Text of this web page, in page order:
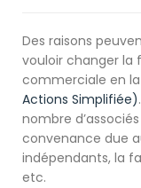
Des raisons
vouloir changer la
commerciale en
Actions Simplifiée)
nombre
convenance due
indépendants, la
etc.